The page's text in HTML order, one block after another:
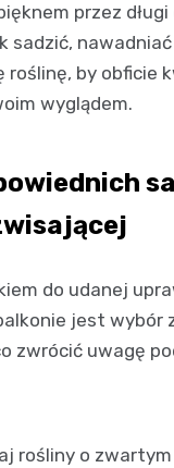
przez długi
sadzić, nawadniać
by obficie
wyglądem.
do udanej
jest wybór
zwrócić uwagę
rośliny o